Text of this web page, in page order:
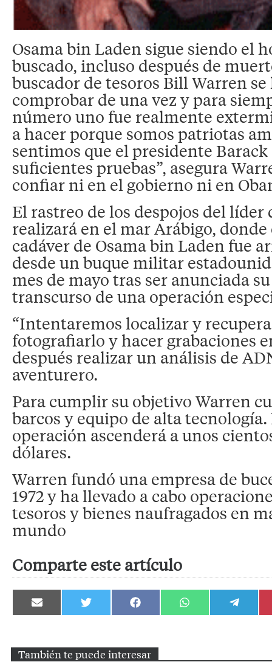
Osama bin Laden sigue siendo el
buscado, incluso después de
buscador de tesoros Bill Warren
comprobar de una vez y para
número uno fue realmente
a hacer porque somos patriotas
sentimos que el presidente
suficientes pruebas”, asegura
confiar ni en el gobierno ni en
El rastreo de los despojos del líder
realizará en el mar Arábigo,
cadáver de Osama bin Laden fue
desde un buque militar
mes de mayo tras ser anunciada
transcurso de una operación
“Intentaremos localizar y
fotografiarlo y hacer grabaciones
después realizar un análisis de
aventurero.
Para cumplir su objetivo Warren
barcos y equipo de alta tecnología.
operación ascenderá a unos
dólares.
Warren fundó una empresa de
1972 y ha llevado a cabo
tesoros y bienes naufragados en
mundo
Comparte este artículo
Compartir
en
Compartir
en
Compartir
en
Compartir
en
Compartir
en
También te puede interesar